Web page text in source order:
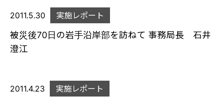
2011.5.30 実施レポート
被災後70日の岩手沿岸部を訪ねて 事務局長 石井
澄江
2011.4.23 実施レポート